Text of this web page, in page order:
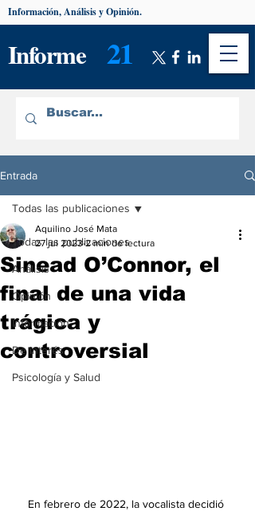
Informe 21
Información, Análisis y Opinión.
Entrada
Todas las publicaciones
Análisis
Opinión
Información
De interés
Psicología y Salud
Todas las publicaciones
Sinead O’Connor, el
final de una vida
trágica y
controversial
Aquilino José Mata
27 jul 2023 2 min de lectura
En febrero de 2022, la vocalista decidió